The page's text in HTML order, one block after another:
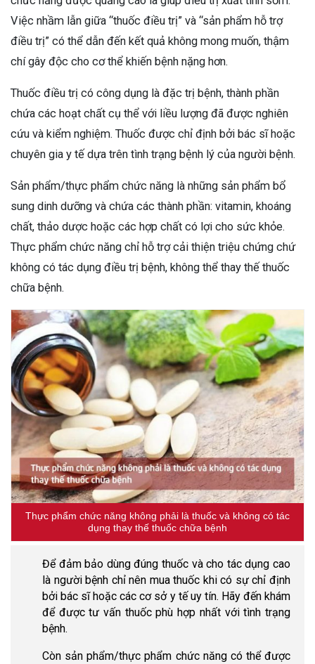
Việc nhầm lẫn giữa “thuốc điều trị” và “sản phẩm hỗ trợ
điều trị” có thể dẫn đến kết quả không mong muốn, thậm
chí gây độc cho cơ thể khiến bệnh nặng hơn.
Thuốc điều trị có công dụng là đặc trị bệnh, thành phần
chứa các hoạt chất cụ thể với liều lượng đã được nghiên
cứu và kiểm nghiệm. Thuốc được chỉ định bởi bác sĩ hoặc
chuyên gia y tế dựa trên tình trạng bệnh lý của người bệnh.
Sản phẩm/thực phẩm chức năng là những sản phẩm bổ
sung dinh dưỡng và chứa các thành phần: vitamin, khoáng
chất, thảo dược hoặc các hợp chất có lợi cho sức khỏe.
Thực phẩm chức năng chỉ hỗ trợ cải thiện triệu chứng chứ
không có tác dụng điều trị bệnh, không thể thay thế thuốc
chữa bệnh.
Thực phẩm chức năng không phải là thuốc và không có tác
dụng thay thế thuốc chữa bệnh
Để đảm bảo dùng đúng thuốc và cho tác dụng cao
là người bệnh chỉ nên mua thuốc khi có sự chỉ định
bởi bác sĩ hoặc các cơ sở y tế uy tín. Hãy đến khám
để được tư vấn thuốc phù hợp nhất với tình trạng
bệnh.
Còn sản phẩm/thực phẩm chức năng có thể được